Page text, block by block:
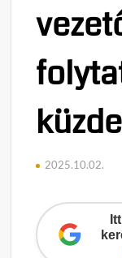
2025.10.02.